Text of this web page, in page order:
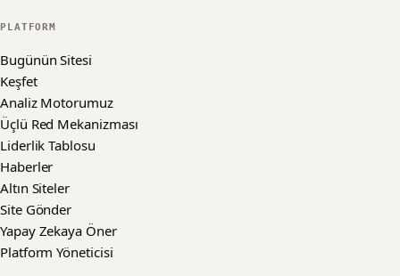
PLATFORM
Bugünün Sitesi
Keşfet
Analiz Motorumuz
Üçlü Red Mekanizması
Liderlik Tablosu
Haberler
Altın Siteler
Site Gönder
Yapay Zekaya Öner
Platform Yöneticisi